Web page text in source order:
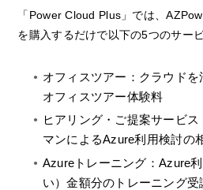
「Power Cloud Plus」では、
を購入するだけで以下の5つのサー
オフィスツアー：クラウド
オフィスツアー体験料
ヒアリング・ご提案サービ
マンによるAzure利用検討の
Azureトレーニング：Azure
い）金額分のトレーニング受